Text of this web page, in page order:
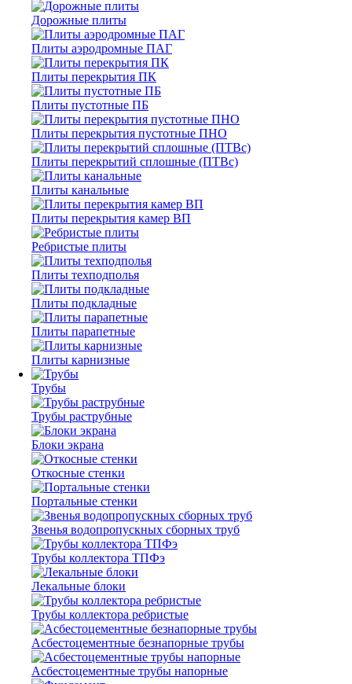
Дорожные плиты
Плиты аэродромные ПАГ
Плиты перекрытия ПК
Плиты пустотные ПБ
Плиты перекрытия пустотные ПНО
Плиты перекрытий сплошные (ПТВс)
Плиты канальные
Плиты перекрытия камер ВП
Ребристые плиты
Плиты техподполья
Плиты подкладные
Плиты парапетные
Плиты карнизные
Трубы
Трубы раструбные
Блоки экрана
Откосные стенки
Портальные стенки
Звенья водопропускных сборных труб
Трубы коллектора ТПФэ
Лекальные блоки
Трубы коллектора ребристые
Асбестоцементные безнапорные трубы
Асбестоцементные трубы напорные